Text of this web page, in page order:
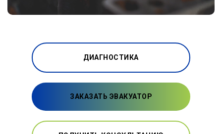
ДИАГНОСТИКА
ЗАКАЗАТЬ ЭВАКУАТОР